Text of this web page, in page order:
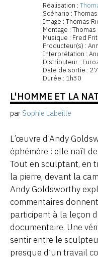
Réalisation :
Scénario :
Image : Thomas
Montage :
Musique : Fred
Producteur(s) :
Interprétation :
Distributeur :
Date de sortie :
Durée : 1h30
L'HOMME ET LA
par Sophie Labeille
L’œuvre d’Andy
éphémère : elle naît
Tout en sculptant, en
la pierre, devant la
Andy Goldsworthy
commentaires
participent à la leçon
documentaire. Une
sentir entre le
presque d’un travail